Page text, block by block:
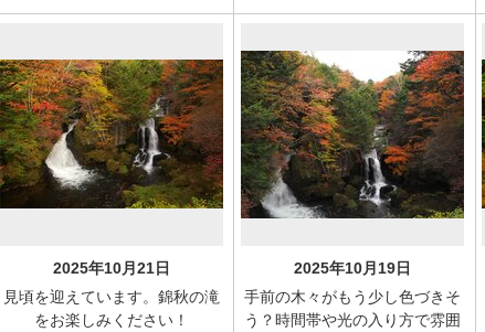
2025年10月21日
見頃を迎えています。錦秋の滝
をお楽しみください！
2025年10月19日
手前の木々がもう少し色づきそ
う？時間帯や光の入り方で雰囲